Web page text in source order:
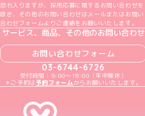
恐れ入りますが、採用応募に関するお問い合わせを
除き、その他のお問い合わせはメールまたはお問い
合わせフォームよりご連絡をお願いいたします。
サービス、商品、その他のお問い合わせ
お問い合わせフォーム
03-6744-6726
受付時間：9:00～18:00（年中無休）
＊ご予約は予約フォームからお願いいたします。